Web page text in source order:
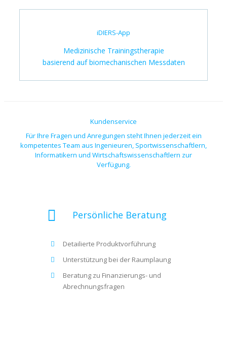
iDIERS-App
Medizinische Trainingstherapie
basierend auf biomechanischen Messdaten
Kundenservice
Für Ihre Fragen und Anregungen steht Ihnen jederzeit ein
kompetentes Team aus Ingenieuren, Sportwissenschaftlern,
Informatikern und Wirtschaftswissenschaftlern zur
Verfügung.
Persönliche Beratung
Detailierte Produktvorführung
Unterstützung bei der Raumplaung
Beratung zu Finanzierungs- und
Abrechnungsfragen